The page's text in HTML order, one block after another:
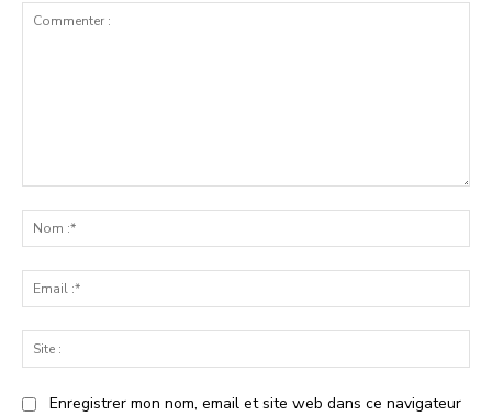
:*
:*
:
Enregistrer mon nom, email et site web dans ce navigateur